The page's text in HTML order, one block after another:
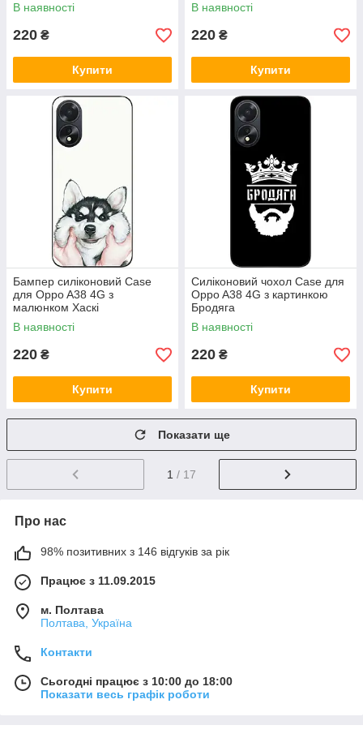
В наявності
220 ₴
Купити
В наявності
220 ₴
Купити
Бампер силіконовий Case
для Oppo A38 4G з
малюнком Хаскі
В наявності
220 ₴
Купити
Силіконовий чохол Case для
Oppo A38 4G з картинкою
Бродяга
В наявності
220 ₴
Купити
Показати ще
1 / 17
Про нас
98% позитивних з 146 відгуків за рік
Працює з 11.09.2015
м. Полтава
Полтава, Україна
Контакти
Сьогодні працює з 10:00 до 18:00
Показати весь графік роботи